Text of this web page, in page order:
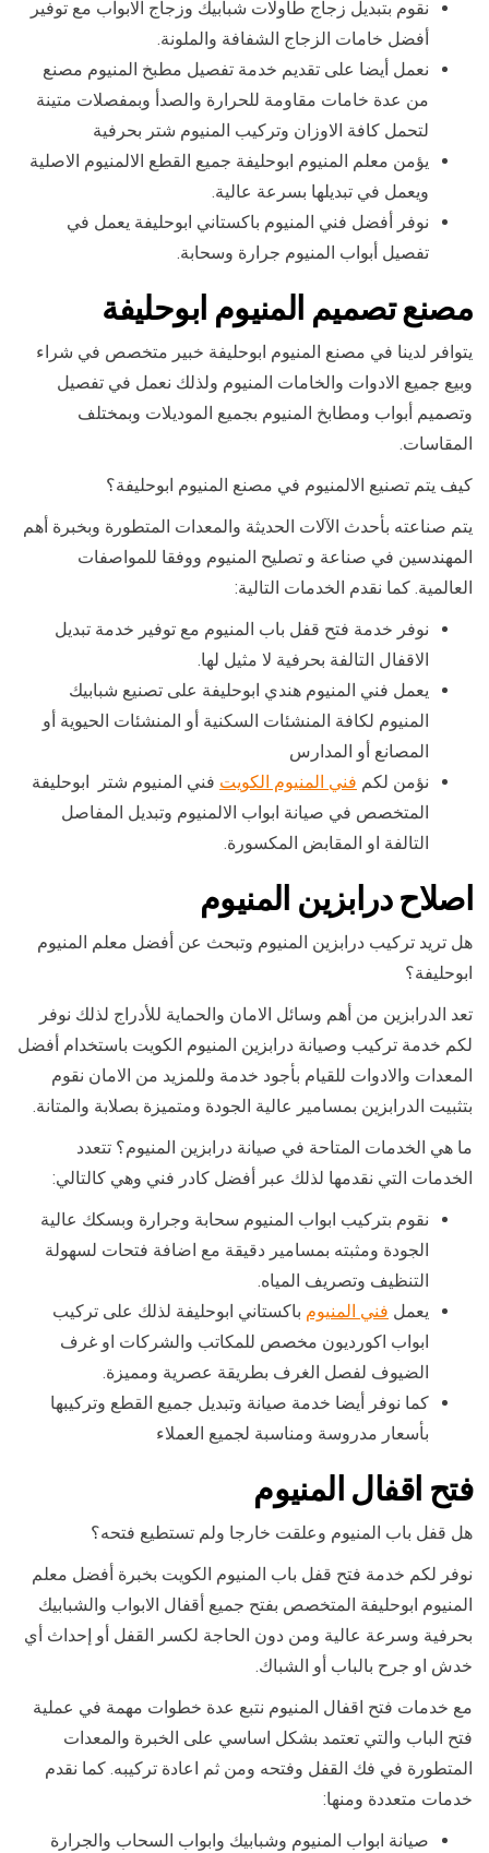
نقوم بتبديل زجاج طاولات شبابيك وزجاج الابواب مع توفير
أفضل خامات الزجاج الشفافة والملونة.
نعمل أيضا على تقديم خدمة تفصيل مطبخ المنيوم مصنع
من عدة خامات مقاومة للحرارة والصدأ وبمفصلات متينة
لتحمل كافة الاوزان وتركيب المنيوم شتر بحرفية
يؤمن معلم المنيوم ابوحليفة جميع القطع الالمنيوم الاصلية
ويعمل في تبديلها بسرعة عالية.
نوفر أفضل فني المنيوم باكستاني ابوحليفة يعمل في
تفصيل أبواب المنيوم جرارة وسحابة.
مصنع تصميم المنيوم ابوحليفة
يتوافر لدينا في مصنع المنيوم ابوحليفة خبير متخصص في شراء
وبيع جميع الادوات والخامات المنيوم ولذلك نعمل في تفصيل
وتصميم أبواب ومطابخ المنيوم بجميع الموديلات وبمختلف
المقاسات.
كيف يتم تصنيع الالمنيوم في مصنع المنيوم ابوحليفة؟
يتم صناعته بأحدث الآلات الحديثة والمعدات المتطورة وبخبرة أهم
المهندسين في صناعة و تصليح المنيوم ووفقا للمواصفات
العالمية. كما نقدم الخدمات التالية:
نوفر خدمة فتح قفل باب المنيوم مع توفير خدمة تبديل
الاقفال التالفة بحرفية لا مثيل لها.
يعمل فني المنيوم هندي ابوحليفة على تصنيع شبابيك
المنيوم لكافة المنشئات السكنية أو المنشئات الحيوية أو
المصانع أو المدارس
نؤمن لكم فني المنيوم الكويت فني المنيوم شتر ابوحليفة
المتخصص في صيانة ابواب الالمنيوم وتبديل المفاصل
التالفة او المقابض المكسورة.
اصلاح درابزين المنيوم
هل تريد تركيب درابزين المنيوم وتبحث عن أفضل معلم المنيوم
ابوحليفة؟
تعد الدرابزين من أهم وسائل الامان والحماية للأدراج لذلك نوفر
لكم خدمة تركيب وصيانة درابزين المنيوم الكويت باستخدام أفضل
المعدات والادوات للقيام بأجود خدمة وللمزيد من الامان نقوم
بتثبيت الدرابزين بمسامير عالية الجودة ومتميزة بصلابة والمتانة.
ما هي الخدمات المتاحة في صيانة درابزين المنيوم؟ تتعدد
الخدمات التي نقدمها لذلك عبر أفضل كادر فني وهي كالتالي:
نقوم بتركيب ابواب المنيوم سحابة وجرارة وبسكك عالية
الجودة ومثبته بمسامير دقيقة مع اضافة فتحات لسهولة
التنظيف وتصريف المياه.
يعمل فني المنيوم باكستاني ابوحليفة لذلك على تركيب
ابواب اكورديون مخصص للمكاتب والشركات او غرف
الضيوف لفصل الغرف بطريقة عصرية ومميزة.
كما نوفر أيضا خدمة صيانة وتبديل جميع القطع وتركيبها
بأسعار مدروسة ومناسبة لجميع العملاء
فتح اقفال المنيوم
هل قفل باب المنيوم وعلقت خارجا ولم تستطيع فتحه؟
نوفر لكم خدمة فتح قفل باب المنيوم الكويت بخبرة أفضل معلم
المنيوم ابوحليفة المتخصص بفتح جميع أقفال الابواب والشبابيك
بحرفية وسرعة عالية ومن دون الحاجة لكسر القفل أو إحداث أي
خدش او جرح بالباب أو الشباك.
مع خدمات فتح اقفال المنيوم نتبع عدة خطوات مهمة في عملية
فتح الباب والتي تعتمد بشكل اساسي على الخبرة والمعدات
المتطورة في فك القفل وفتحه ومن ثم اعادة تركيبه. كما نقدم
خدمات متعددة ومنها:
صيانة ابواب المنيوم وشبابيك وابواب السحاب والجرارة